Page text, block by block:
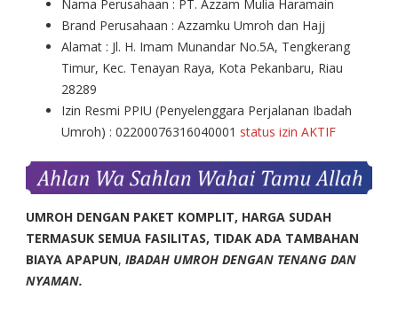
Nama Perusahaan : PT. Azzam Mulia Haramain
Brand Perusahaan : Azzamku Umroh dan Hajj
Alamat : Jl. H. Imam Munandar No.5A, Tengkerang
Timur, Kec. Tenayan Raya, Kota Pekanbaru, Riau
28289
Izin Resmi PPIU (Penyelenggara Perjalanan Ibadah
Umroh) : 02200076316040001 status izin AKTIF
UMROH DENGAN PAKET KOMPLIT, HARGA SUDAH
TERMASUK SEMUA FASILITAS, TIDAK ADA TAMBAHAN
BIAYA APAPUN, IBADAH UMROH DENGAN TENANG DAN
NYAMAN.